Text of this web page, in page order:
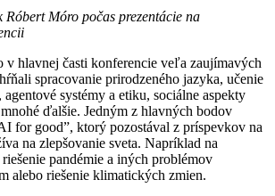
Róbert Móro počas prezentácie na
v hlavnej časti konferencie veľa zaujímavých
spracovanie prirodzeného jazyka, učenie
agentové systémy a etiku, sociálne aspekty
ďalšie. Jedným z hlavných bodov
for good”, ktorý pozostával z príspevkov na
na zlepšovanie sveta. Napríklad na
pandémie a iných problémov
alebo riešenie klimatických zmien.